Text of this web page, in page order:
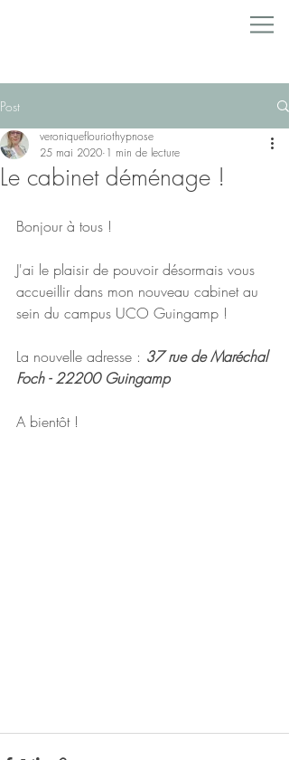
Post
Le cabinet déménage !
veroniqueflouriothypnose
25 mai 2020 1 min de lecture
Bonjour à tous !
J'ai le plaisir de pouvoir désormais vous
accueillir dans mon nouveau cabinet au
sein du campus UCO Guingamp !
La nouvelle adresse : 37 rue de Maréchal
Foch - 22200 Guingamp
A bientôt !